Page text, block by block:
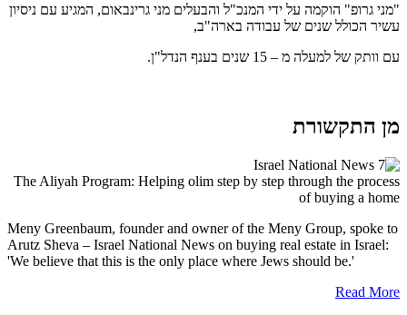
"מני גרופ" הוקמה על ידי המנכ"ל והבעלים מני גרינבאום, המגיע עם ניסיון
עשיר הכולל שנים של עבודה בארה"ב,
עם וותק של למעלה מ – 15 שנים בענף הנדל"ן‏.
מן התקשורת
The Aliyah Program: Helping olim step by step through the process
of buying a home
Meny Greenbaum, founder and owner of the Meny Group, spoke to
Arutz Sheva – Israel National News on buying real estate in Israel:
'We believe that this is the only place where Jews should be.'
Read More